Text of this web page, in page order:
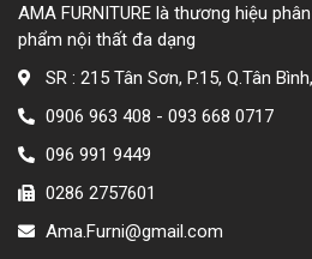
AMA FURNITURE là thương hiệu
phẩm nội thất đa dạng
SR : 215 Tân Sơn, P.15, Q.Tân
0906 963 408 - 093 668 0717
096 991 9449
0286 2757601
Ama.Furni@gmail.com